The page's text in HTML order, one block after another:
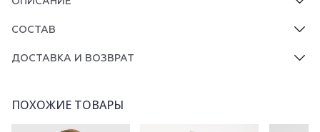
СОСТАВ
ДОСТАВКА И ВОЗВРАТ
ПОХОЖИЕ ТОВАРЫ